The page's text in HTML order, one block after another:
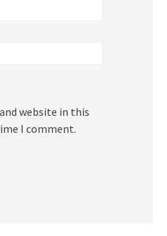
website in this
I comment.